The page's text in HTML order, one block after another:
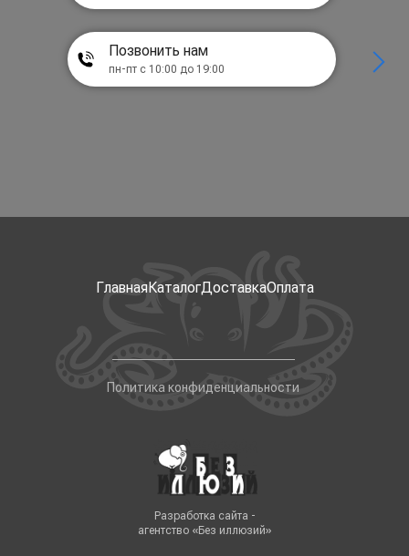
Позвонить нам
пн-пт с 10:00 до 19:00
ГлавнаяКаталогДоставкаОплата
Политика конфиденциальности
Разработка сайта -
агентство «Без иллюзий»